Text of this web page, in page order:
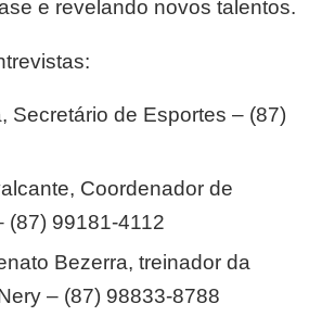
e revelando novos talentos.
Secretário de Esportes – (87)
Coordenador de
(87) 99181-4112
Bezerra, treinador da
– (87) 98833-8788